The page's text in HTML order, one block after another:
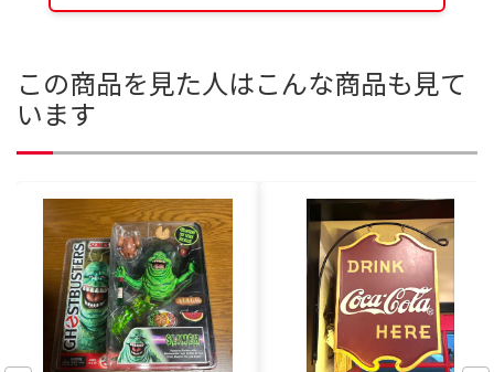
この商品を見た人はこんな商品も見て
います